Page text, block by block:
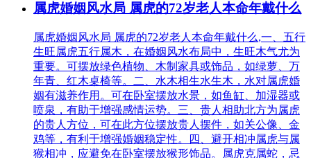
属虎婚姻风水局 属虎的72岁老人本命年戴什么
属虎婚姻风水局 属虎的72岁老人本命年戴什么,一、五行
生旺属虎五行属木，在婚姻风水布局中，生旺木气尤为
重要。可摆放绿色植物、木制家具或饰品，如绿萝、万
年青、红木桌椅等。二、水木相生水生木，水对属虎婚
姻有滋养作用。可在卧室摆放水景，如鱼缸、加湿器或
喷泉，有助于增强感情运势。三、贵人相助北方为属虎
的贵人方位，可在此方位摆放贵人摆件，如关公像、金
鸡等，有利于增强婚姻稳定性。四、避开相冲属虎与属
猴相冲，应避免在卧室摆放猴形饰品。属虎克属蛇，忌